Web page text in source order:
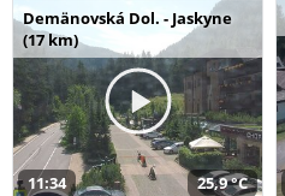
Demänovská Dol. - Jaskyne
(17 km)
11:34 25,9 °C